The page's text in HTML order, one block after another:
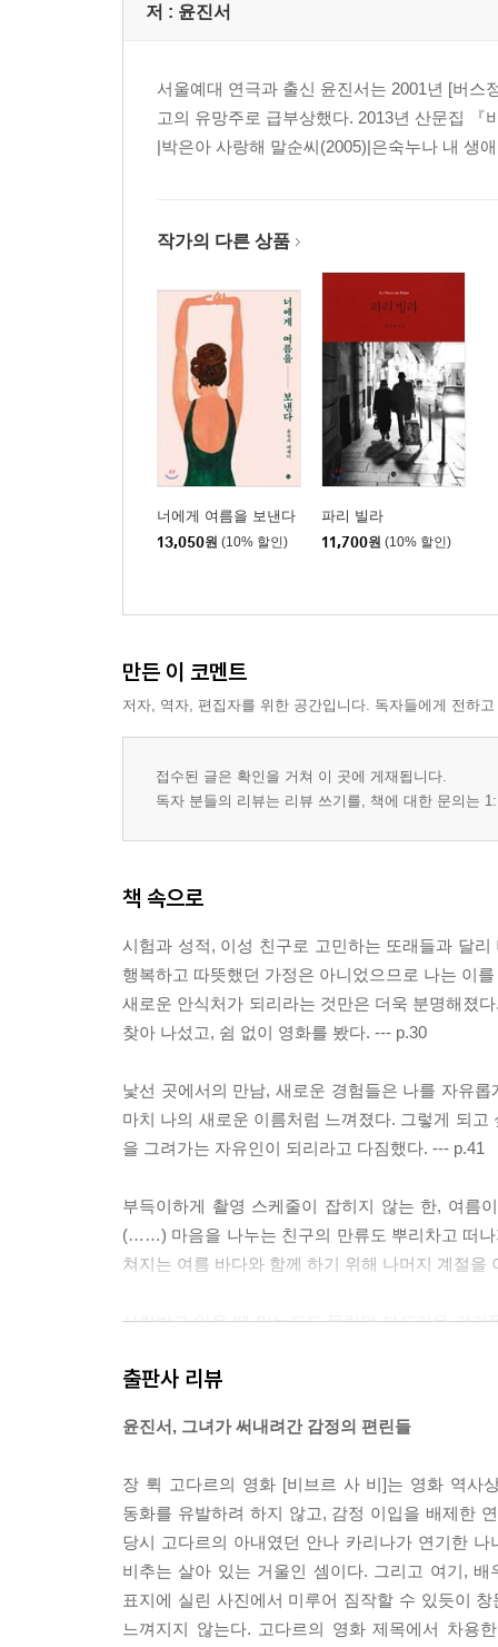
저 : 윤진서
서울예대 연극과 출신 윤진서는 2001년 [버
고의 유망주로 급부상했다. 2013년 산문집 『
|박은아 사랑해 말순씨(2005)|은숙누나 내 생
작가의 다른 상품
너에게 여름을 보낸다
13,050원 (10% 할인)
파리 빌라
11,700원 (10% 할인)
만든 이 코멘트
저자, 역자, 편집자를 위한 공간입니다. 독자들에게 전하
접수된 글은 확인을 거쳐 이 곳에 게재됩니다.
독자 분들의 리뷰는 리뷰 쓰기를, 책에 대한 문의는
책 속으로
시험과 성적, 이성 친구로 고민하는 또래들과 달
행복하고 따뜻했던 가정은 아니었으므로 나는 이
새로운 안식처가 되리라는 것만은 더욱 분명해졌
찾아 나섰고, 쉼 없이 영화를 봤다. --- p.30
낯선 곳에서의 만남, 새로운 경험들은 나를 자유
마치 나의 새로운 이름처럼 느껴졌다. 그렇게 되
을 그려가는 자유인이 되리라고 다짐했다. --- p.41
부득이하게 촬영 스케줄이 잡히지 않는 한, 여름
(……) 마음을 나누는 친구의 만류도 뿌리차고 떠
쳐지는 여름 바다와 함께 하기 위해 나머지 계절을
사랑받고 있을 땐 있는지도 몰랐던 부드러운 감
아도 그것이 내게로 온다. --- p.91
“지금 네 꿈은 뭔데?”
밤이 되면 이야기는 더욱 깊어졌다. 불어와 한국
며. 아니, 오더라도 우리만은 비켜가기를 기독하
얼마나 소중한지 잊어버릴 만큼 지나간 시간은 기
--- pp.136-137
출판사 리뷰
윤진서, 그녀가 써내려간 감정의 편린들
장 뤽 고다르의 영화 [비브르 사 비]는 영화 역사
동화를 유발하려 하지 않고, 감정 이입을 배제한
당시 고다르의 아내였던 안나 카리나가 연기한
비추는 살아 있는 거울인 셈이다. 그리고 여기,
표지에 실린 사진에서 미루어 짐작할 수 있듯이
느껴지지 않는다. 고다르의 영화 제목에서 차